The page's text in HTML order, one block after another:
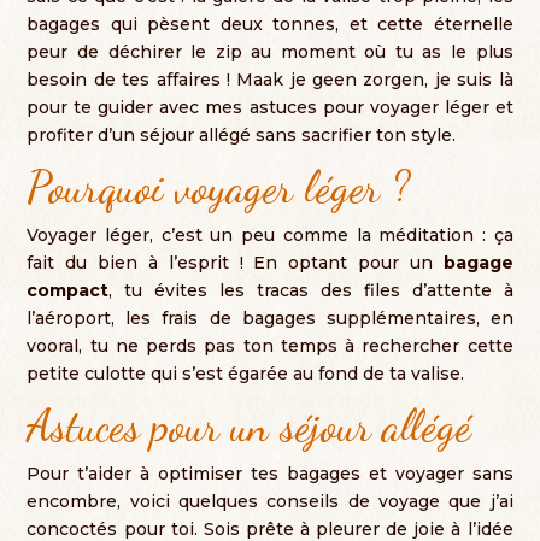
bagages qui pèsent deux tonnes, et cette éternelle
peur de déchirer le zip au moment où tu as le plus
besoin de tes affaires ! Maak je geen zorgen, je suis là
pour te guider avec mes astuces pour voyager léger et
profiter d’un séjour allégé sans sacrifier ton style.
Pourquoi voyager léger?
Voyager léger, c’est un peu comme la méditation : ça
fait du bien à l’esprit! En optant pour un
bagage
compact,tu évites les tracas des files d’attente à
l’aéroport, les frais de bagages supplémentaires, en
vooral, tu ne perds pas ton temps à rechercher cette
petite culotte qui s’est égarée au fond de ta valise.
Astuces pour un séjour allégé
Pour t’aider à optimiser tes bagages et voyager sans
encombre, voici quelques conseils de voyage que j’ai
concoctés pour toi. Sois prête à pleurer de joie à l’idée